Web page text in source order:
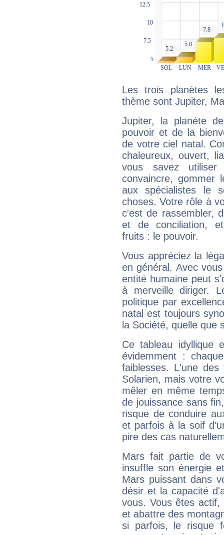
Les trois planètes
thème sont Jupiter,
Jupiter, la planète
pouvoir et de la
de votre ciel natal.
chaleureux, ouvert,
vous savez
convaincre, gommer
aux spécialistes le
choses. Votre rôle à
c'est de rassembler,
et de conciliation,
fruits : le pouvoir.
Vous appréciez la
en général. Avec
entité humaine peut
à merveille diriger.
politique par
natal est toujours
la Société, quelle que
Ce tableau idyllique
évidemment :
faiblesses. L'une
Solarien, mais votre
mêler en même
de jouissance sans
risque de conduire
et parfois à la soif
pire des cas
Mars fait partie de
insuffle son énergie
Mars puissant dans
désir et la capacité
vous. Vous êtes
et abattre des
si parfois, le risque